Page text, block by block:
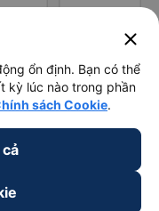
close
ổn định. Bạn có thể
kỳ lúc nào trong phần
sách Cookie.